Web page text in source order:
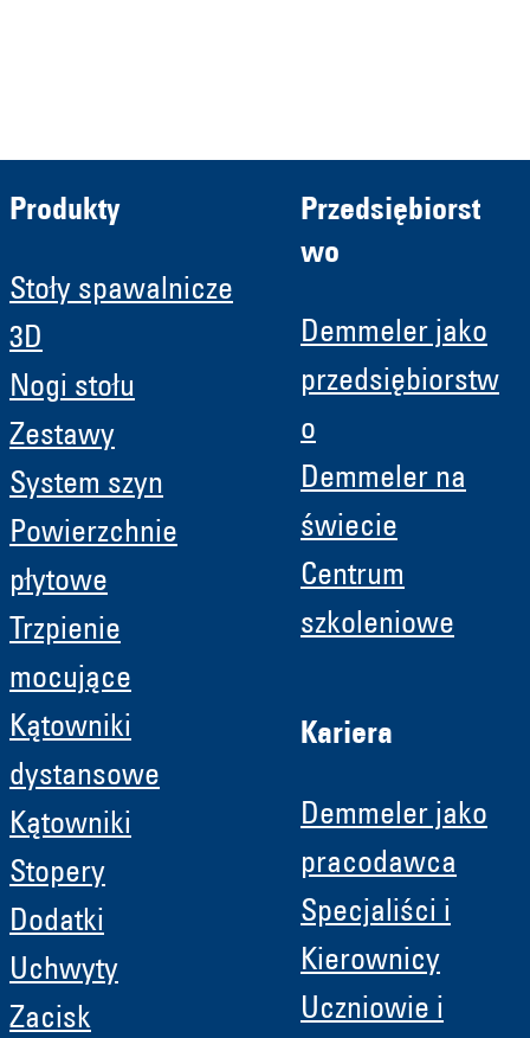
Produkty
Stoły spawalnicze
3D
Nogi stołu
Zestawy
System szyn
Powierzchnie
płytowe
Trzpienie
mocujące
Kątowniki
dystansowe
Kątowniki
Stopery
Dodatki
Uchwyty
Zacisk
Przedsiębiorst
wo
Demmeler jako
przedsiębiorstw
o
Demmeler na
świecie
Centrum
szkoleniowe
Kariera
Demmeler jako
pracodawca
Specjaliści i
Kierownicy
Uczniowie i